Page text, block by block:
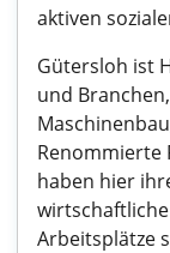
aktiven
Gütersloh ist
und
Renommierte
haben hier
Arbeitsplätze